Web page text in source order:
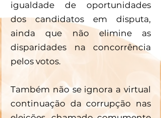
igualdade de oportunidades
dos candidatos em disputa,
ainda que não elimine as
disparidades na concorrência
pelos votos.
Também não se ignora a virtual
continuação da corrupção nas